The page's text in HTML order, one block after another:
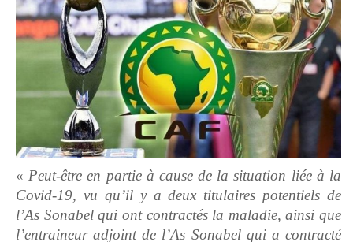
« Peut-être en partie à cause de la situation liée à la
Covid-19, vu qu’il y a deux titulaires potentiels de
l’As Sonabel qui ont contractés la maladie, ainsi que
l’entraineur adjoint de l’As Sonabel qui a contracté